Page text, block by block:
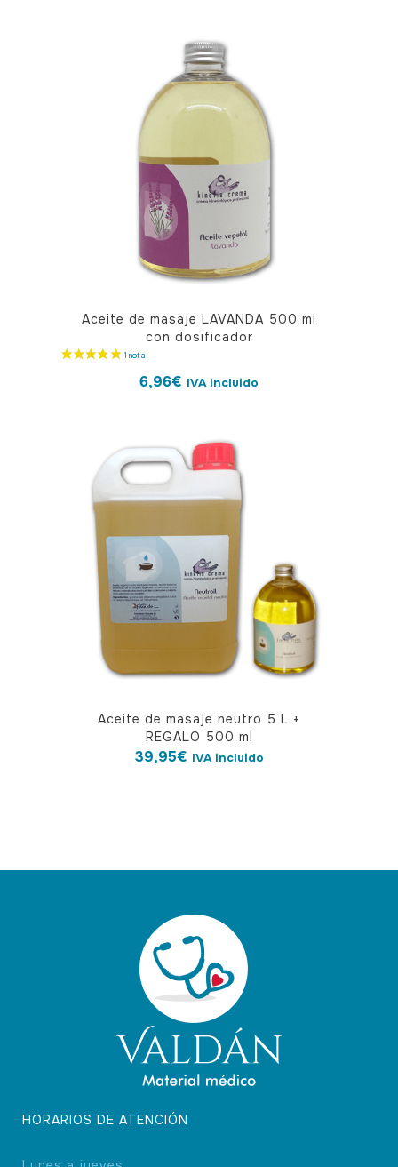
Aceite de masaje LAVANDA 500 ml
con dosificador
6,96€ IVA incluido
Aceite de masaje neutro 5 L +
REGALO 500 ml
39,95€ IVA incluido
HORARIOS DE ATENCIÓN